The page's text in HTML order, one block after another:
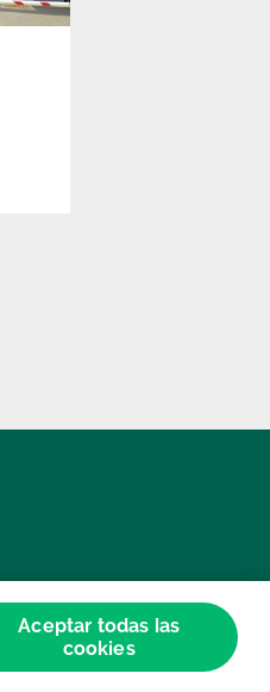
Aceptar todas las
cookies